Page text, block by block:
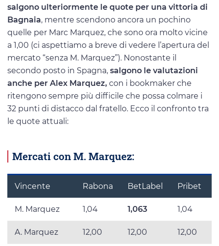
salgono ulteriormente le quote per una vittoria di
Bagnaia, mentre scendono ancora un pochino
quelle per Marc Marquez, che sono ora molto vicine
a 1,00 (ci aspettiamo a breve di vedere l’apertura del
mercato “senza M. Marquez”). Nonostante il
secondo posto in Spagna, salgono le valutazioni
anche per Alex Marquez, con i bookmaker che
ritengono sempre più difficile che possa colmare i
32 punti di distacco dal fratello. Ecco il confronto tra
le quote attuali:
Mercati con M. Marquez:
Vincente Rabona BetLabel Pribet
M. Marquez 1,04 1,063 1,04
A. Marquez 12,00 12,00 12,00